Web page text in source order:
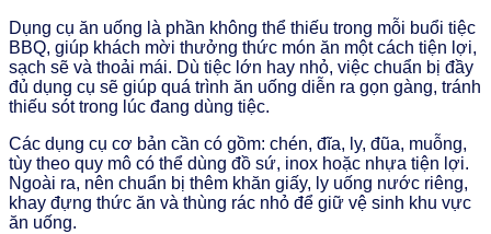
Dụng cụ ăn uống là phần không thể thiếu trong mỗi buổi tiệc
BBQ, giúp khách mời thưởng thức món ăn một cách tiện lợi,
sạch sẽ và thoải mái. Dù tiệc lớn hay nhỏ, việc chuẩn bị đầy
đủ dụng cụ sẽ giúp quá trình ăn uống diễn ra gọn gàng, tránh
thiếu sót trong lúc đang dùng tiệc.
Các dụng cụ cơ bản cần có gồm: chén, đĩa, ly, đũa, muỗng,
tùy theo quy mô có thể dùng đồ sứ, inox hoặc nhựa tiện lợi.
Ngoài ra, nên chuẩn bị thêm khăn giấy, ly uống nước riêng,
khay đựng thức ăn và thùng rác nhỏ để giữ vệ sinh khu vực
ăn uống.